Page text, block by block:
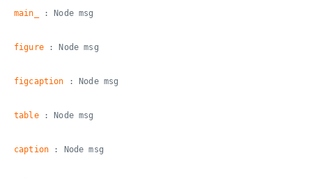
main_ : Node msg
figure: Node msg
figcaption : Node msg
table: Node msg
caption : Node msg